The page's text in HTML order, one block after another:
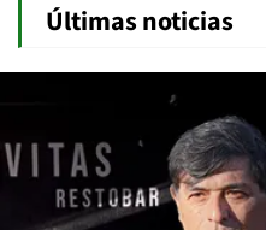
Últimas noticias